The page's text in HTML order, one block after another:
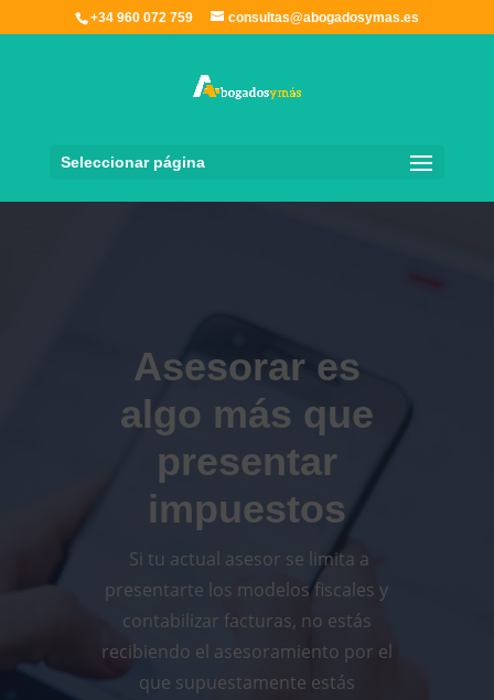
+34 960 072 759 consultas@abogadosymas.es
Seleccionar página
Asesorar es
algo más que
presentar
impuestos
Si tu actual asesor se limita a
presentarte los modelos fiscales y
contabilizar facturas, no estás
recibiendo el asesoramiento por el
que supuestamente estás